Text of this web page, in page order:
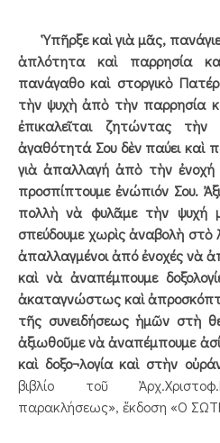
Ὑπῆρξε καὶ γιὰ μᾶς,
ἁπλότητα καὶ παρρησία
πανάγαθο καὶ στοργικὸ
τὴν ψυχὴ ἀπὸ τὴν παρρησία
ἐπικαλεῖται ζητώντας
ἀγαθότητά Σου δὲν παύει καὶ
γιὰ ἀπαλλαγή ἀπὸ τὴν
προσπίπτουμε ἐνώπιόν Σου.
πολλὴ νὰ φυλᾶμε τὴν
σπεύδουμε χωρὶς ἀναβολὴ
ἀπαλλαγμένοι ἀπό ἐνοχές νὰ
καὶ νὰ ἀναπέμπουμε
ἀκαταγνώστως καὶ
τῆς συνειδήσεως ἡμῶν στὴ
ἀξιωθοῦμε νὰ ἀναπέμπουμε
καὶ δοξο¬λογία καὶ στὴν
βιβλίο τοῦ
παρακλήσεως», ἔκδοση «Ο